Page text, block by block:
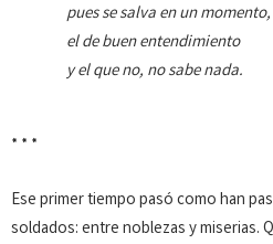
pues se salva en un momento,
el de buen entendimiento
y el que no, no sabe nada.
* * *
Ese primer tiempo pasó como han
soldados: entre noblezas y miserias.